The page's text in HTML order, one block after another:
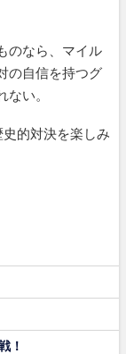
のなら、マイル
の自信を持つグ
い。
的対決を楽しみ
！